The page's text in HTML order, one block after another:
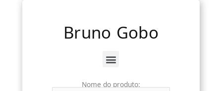
conteúdo
Bruno Gobo
Menu
Nome do produto: